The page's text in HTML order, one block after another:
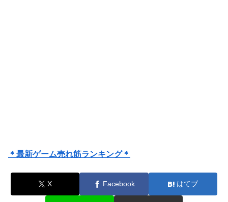
＊最新ゲーム売れ筋ランキング＊
X Facebook はてブ